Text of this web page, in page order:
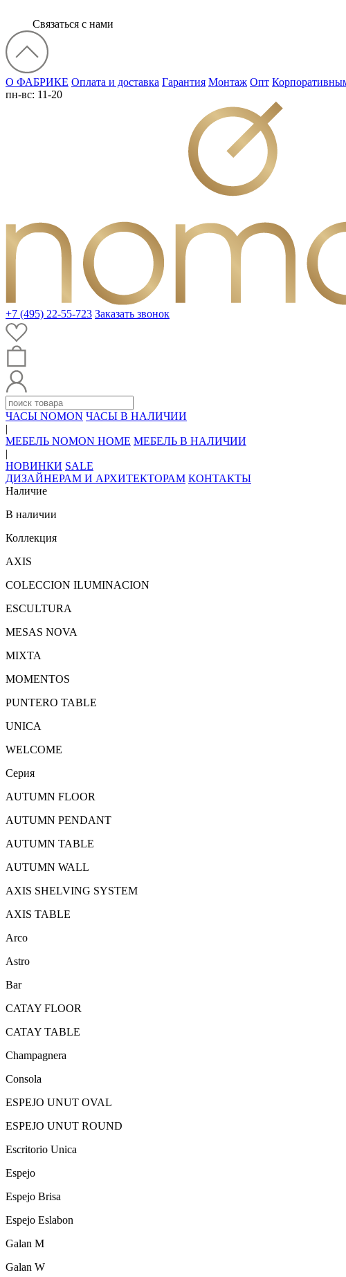
Связаться с нами
О ФАБРИКЕ Оплата и доставка Гарантия Монтаж Опт
пн-вс: 11-20
+7 (495) 22-55-723 Заказать звонок
ЧАСЫ NOMON ЧАСЫ В НАЛИЧИИ
|
МЕБЕЛЬ NOMON HOME МЕБЕЛЬ В НАЛИЧИИ
|
НОВИНКИ SALE
ДИЗАЙНЕРАМ И АРХИТЕКТОРАМ КОНТАКТЫ
Наличие
В наличии
Коллекция
AXIS
COLECCION ILUMINACION
ESCULTURA
MESAS NOVA
MIXTA
MOMENTOS
PUNTERO TABLE
UNICA
WELCOME
Серия
AUTUMN FLOOR
AUTUMN PENDANT
AUTUMN TABLE
AUTUMN WALL
AXIS SHELVING SYSTEM
AXIS TABLE
Arco
Astro
Bar
CATAY FLOOR
CATAY TABLE
Champagnera
Consola
ESPEJO UNUT OVAL
ESPEJO UNUT ROUND
Escritorio Unica
Espejo
Espejo Brisa
Espejo Eslabon
Galan M
Galan W